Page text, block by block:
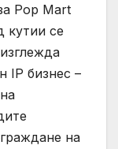
Pop Mart
кутии се
IP бизнес –
на